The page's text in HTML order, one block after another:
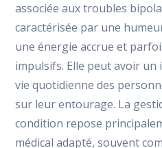
associée aux troubles
caractérisée par une
une énergie accrue et
impulsifs. Elle peut avoir
vie quotidienne des
sur leur entourage. La
condition repose
médical adapté, souvent